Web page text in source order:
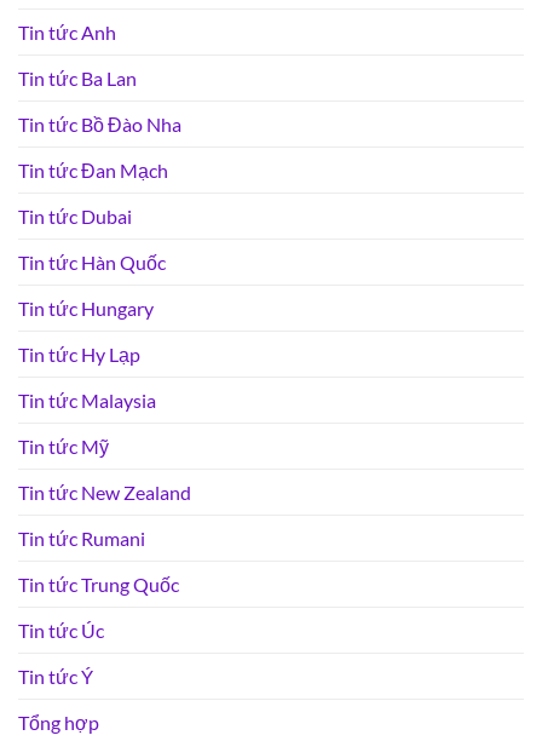
Tin tức Anh
Tin tức Ba Lan
Tin tức Bồ Đào Nha
Tin tức Đan Mạch
Tin tức Dubai
Tin tức Hàn Quốc
Tin tức Hungary
Tin tức Hy Lạp
Tin tức Malaysia
Tin tức Mỹ
Tin tức New Zealand
Tin tức Rumani
Tin tức Trung Quốc
Tin tức Úc
Tin tức Ý
Tổng hợp